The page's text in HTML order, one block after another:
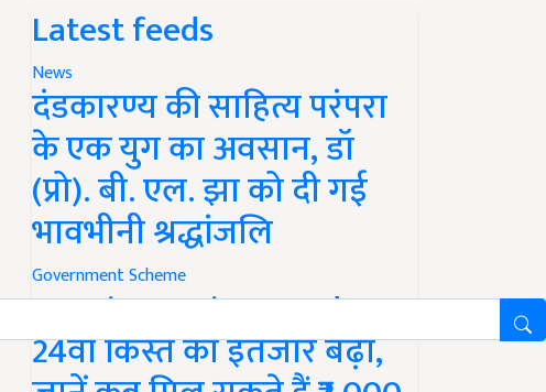
Latest feeds
News
दंडकारण्य की साहित्य परंपरा
के एक युग का अवसान, डॉ
(प्रो). बी. एल. झा को दी गई
भावभीनी श्रद्धांजलि
Government Scheme
PM Kisan Yojana Update:
24वीं किस्त का इंतजार बढ़ा,